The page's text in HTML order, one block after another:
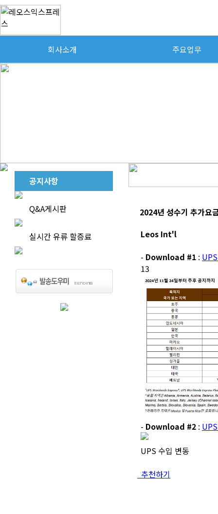
회사소개 주요업무
공지사항
Q&A게시판
실시간 유류 할증료
2024년 성수기 추가요
Leos Int'l
- Download #1 :
13
- Download #2 :
UPS 수입 변동
추천하기